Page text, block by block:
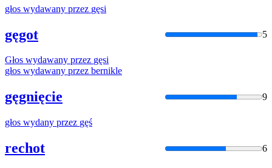
głos wydawany przez gęsi
gęgot 5
Głos wydawany przez gęsi
głos wydawany przez bernikle
gęgnięcie 9
głos wydany przez gęś
rechot 6